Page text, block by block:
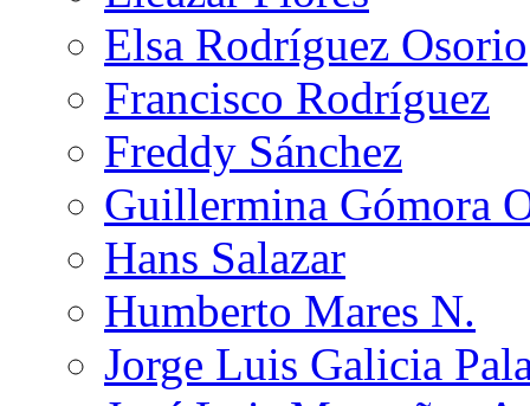
Elsa Rodríguez Osorio
Francisco Rodríguez
Freddy Sánchez
Guillermina Gómora
Hans Salazar
Humberto Mares N.
Jorge Luis Galicia